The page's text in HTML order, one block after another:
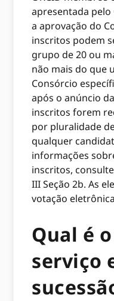
apresentada pelo
a aprovação do
inscritos podem
grupo de 20 ou
não mais do que
Consórcio
após o anúncio
inscritos forem
por pluralidade
qualquer
informações
inscritos,
III Seção 2b. As
votação
Qual é
serviço